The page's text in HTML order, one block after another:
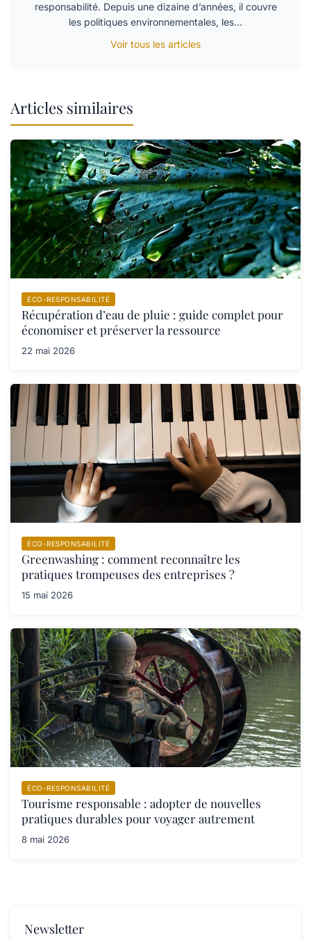
responsabilité. Depuis une dizaine d’années, il couvre
les politiques environnementales, les…
Voir tous les articles
Articles similaires
ÉCO-RESPONSABILITÉ
Récupération d’eau de pluie : guide complet pour
économiser et préserver la ressource
22 mai 2026
ÉCO-RESPONSABILITÉ
Greenwashing : comment reconnaître les
pratiques trompeuses des entreprises ?
15 mai 2026
ÉCO-RESPONSABILITÉ
Tourisme responsable : adopter de nouvelles
pratiques durables pour voyager autrement
8 mai 2026
Newsletter